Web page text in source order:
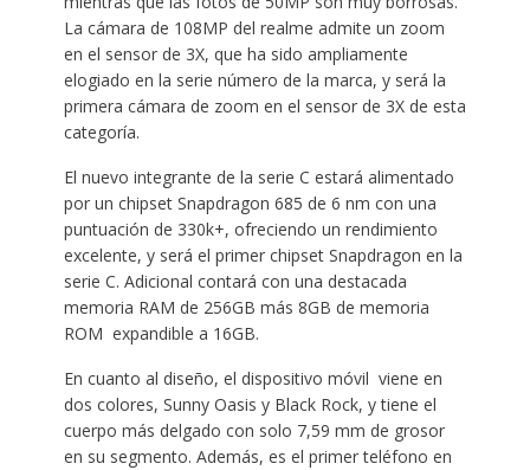
La cámara de 108MP del realme admite un zoom
en el sensor de 3X, que ha sido ampliamente
elogiado en la serie número de la marca, y será la
primera cámara de zoom en el sensor de 3X de esta
categoría.
El nuevo integrante de la serie C estará alimentado
por un chipset Snapdragon 685 de 6 nm con una
puntuación de 330k+, ofreciendo un rendimiento
excelente, y será el primer chipset Snapdragon en la
serie C. Adicional contará con una destacada
memoria RAM de 256GB más 8GB de memoria
ROM expandible a 16GB.
En cuanto al diseño, el dispositivo móvil viene en
dos colores, Sunny Oasis y Black Rock, y tiene el
cuerpo más delgado con solo 7,59 mm de grosor
en su segmento. Además, es el primer teléfono en